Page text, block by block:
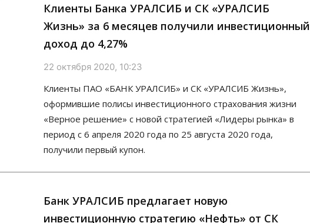
Клиенты Банка УРАЛСИБ и СК «УРАЛСИБ
Жизнь» за 6 месяцев получили инвестиционный
доход до 4,27%
22 октября 2020, 10:23
Клиенты ПАО «БАНК УРАЛСИБ» и СК «УРАЛСИБ Жизнь»,
оформившие полисы инвестиционного страхования жизни
«Верное решение» с новой стратегией «Лидеры рынка» в
период с 6 апреля 2020 года по 25 августа 2020 года,
получили первый купон.
Банк УРАЛСИБ предлагает новую
инвестиционную стратегию «Нефть» от СК